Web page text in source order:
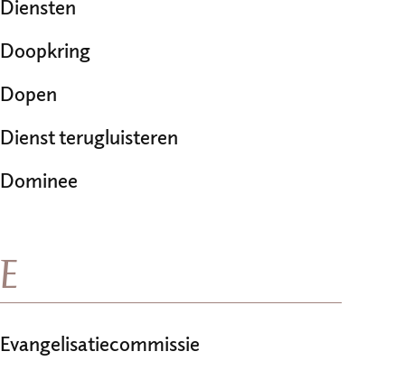
Diensten
Doopkring
Dopen
Dienst terugluisteren
Dominee
E
Evangelisatiecommissie